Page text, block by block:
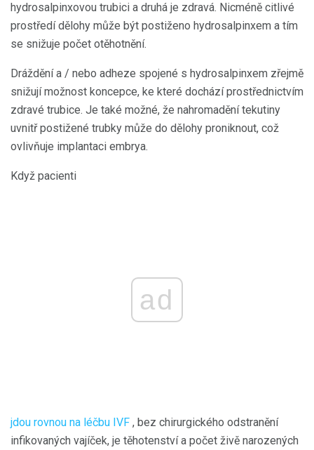
hydrosalpinxovou trubici a druhá je zdravá. Nicméně citlivé
prostředí dělohy může být postiženo hydrosalpinxem a tím
se snižuje počet otěhotnění.
Dráždění a / nebo adheze spojené s hydrosalpinxem zřejmě
snižují možnost koncepce, ke které dochází prostřednictvím
zdravé trubice. Je také možné, že nahromadění tekutiny
uvnitř postižené trubky může do dělohy proniknout, což
ovlivňuje implantaci embrya.
Když pacienti
ad
jdou rovnou na léčbu IVF , bez chirurgického odstranění
infikovaných vajíček, je těhotenství a počet živě narozených